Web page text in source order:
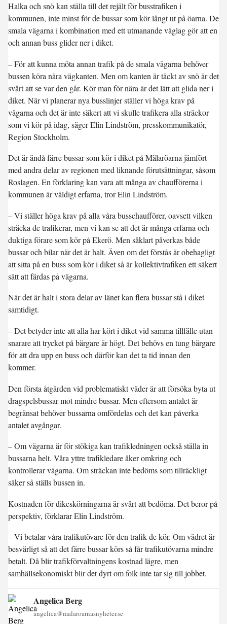
Halka och snö kan ställa till det rejält för busstrafiken i
kommunen, inte minst för de bussar som kör långt ut på öarna. De
smala vägarna i kombination med ett utmanande väglag gör att en
och annan buss glider ner i diket.
– För att kunna möta annan trafik på de smala vägarna behöver
bussen köra nära vägkanten. Men om kanten är täckt av snö är det
svårt att se var den går. Kör man för nära är det lätt att glida ner i
diket. När vi planerar nya busslinjer ställer vi höga krav på
vägarna och det är inte säkert att vi skulle trafikera alla sträckor
som vi kör på idag, säger Elin Lindström, presskommunikatör,
Region Stockholm.
Det är ändå färre bussar som kör i diket på Mälaröarna jämfört
med andra delar av regionen med liknande förutsättningar, såsom
Roslagen. En förklaring kan vara att många av chaufförerna i
kommunen är väldigt erfarna, tror Elin Lindström.
– Vi ställer höga krav på alla våra busschaufförer, oavsett vilken
sträcka de trafikerar, men vi kan se att det är många erfarna och
duktiga förare som kör på Ekerö. Men såklart påverkas både
bussar och bilar när det är halt. Även om det förstås är obehagligt
att sitta på en buss som kör i diket så är kollektivtrafiken ett säkert
sätt att färdas på vägarna.
När det är halt i stora delar av länet kan flera bussar stå i diket
samtidigt.
– Det betyder inte att alla har kört i diket vid samma tillfälle utan
snarare att trycket på bärgare är högt. Det behövs en tung bärgare
för att dra upp en buss och därför kan det ta tid innan den
kommer.
Den första åtgärden vid problematiskt väder är att försöka byta ut
dragspelsbussar mot mindre bussar. Men eftersom antalet är
begränsat behöver bussarna omfördelas och det kan påverka
antalet avgångar.
– Om vägarna är för stökiga kan trafikledningen också ställa in
bussarna helt. Våra yttre trafikledare åker omkring och
kontrollerar vägarna. Om sträckan inte bedöms som tillräckligt
säker så ställs bussen in.
Kostnaden för dikeskörningarna är svårt att bedöma. Det beror på
perspektiv, förklarar Elin Lindström.
– Vi betalar våra trafikutövare för den trafik de kör. Om vädret är
besvärligt så att det färre bussar körs så får trafikutövarna mindre
betalt. Då blir trafikförvaltningens kostnad lägre, men
samhällsekonomiskt blir det dyrt om folk inte tar sig till jobbet.
Angelica Berg
angelica@malaroarnasnyheter.se